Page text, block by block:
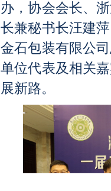
办，协会会长、
长兼秘书长汪建
金石包装有限公
单位代表及相关
展新路。